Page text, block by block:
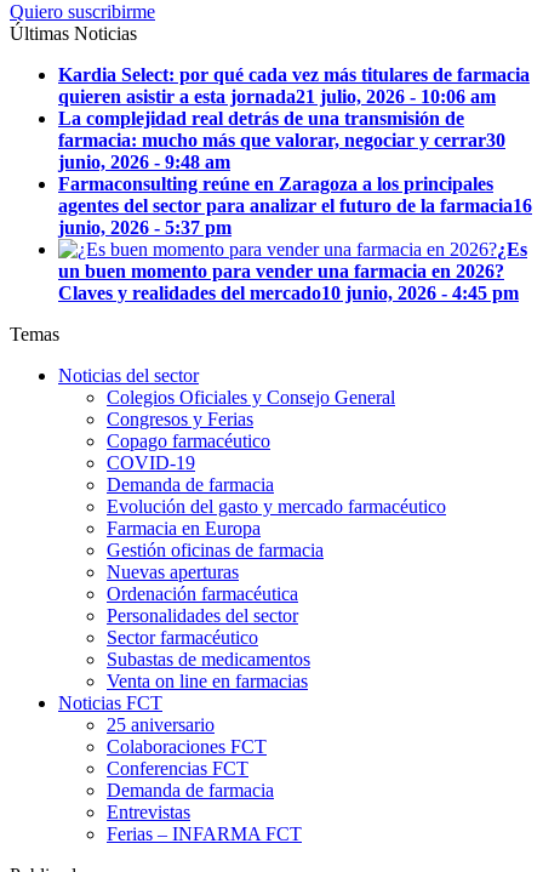
Quiero suscribirme
Últimas Noticias
Kardia Select: por qué cada vez más titulares de farmacia
quieren asistir a esta jornada21 julio, 2026 - 10:06 am
La complejidad real detrás de una transmisión de
farmacia: mucho más que valorar, negociar y cerrar30
junio, 2026 - 9:48 am
Farmaconsulting reúne en Zaragoza a los principales
agentes del sector para analizar el futuro de la farmacia16
junio, 2026 - 5:37 pm
¿Es
un buen momento para vender una farmacia en 2026?
Claves y realidades del mercado10 junio, 2026 - 4:45 pm
Temas
Noticias del sector
Colegios Oficiales y Consejo General
Congresos y Ferias
Copago farmacéutico
COVID-19
Demanda de farmacia
Evolución del gasto y mercado farmacéutico
Farmacia en Europa
Gestión oficinas de farmacia
Nuevas aperturas
Ordenación farmacéutica
Personalidades del sector
Sector farmacéutico
Subastas de medicamentos
Venta on line en farmacias
Noticias FCT
25 aniversario
Colaboraciones FCT
Conferencias FCT
Demanda de farmacia
Entrevistas
Ferias – INFARMA FCT